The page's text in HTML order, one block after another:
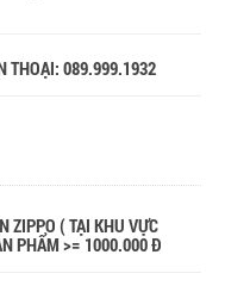
THOẠI: 089.999.1932
ZIPPO ( TẠI KHU VỰC
PHẨM >= 1000.000 Đ